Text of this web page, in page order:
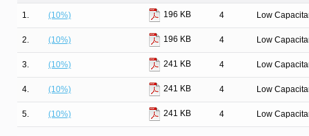
1. (10%) 196 KB 4 Low
2. (10%) 196 KB 4 Low
3. (10%) 241 KB 4 Low
4. (10%) 241 KB 4 Low
5. (10%) 241 KB 4 Low